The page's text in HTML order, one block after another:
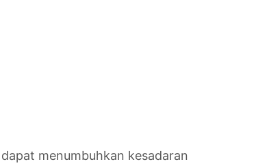
menumbuhkan kesadaran